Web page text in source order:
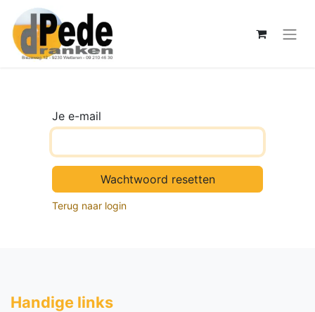
Je e-mail
Wachtwoord resetten
Terug naar login
Handige li​nks